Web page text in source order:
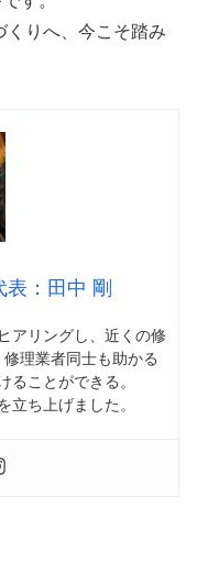
くりへ、今こそ踏み
：田中 剛
アリングし、近くの修
理業者同士も助かる
ることができる。
立ち上げました。